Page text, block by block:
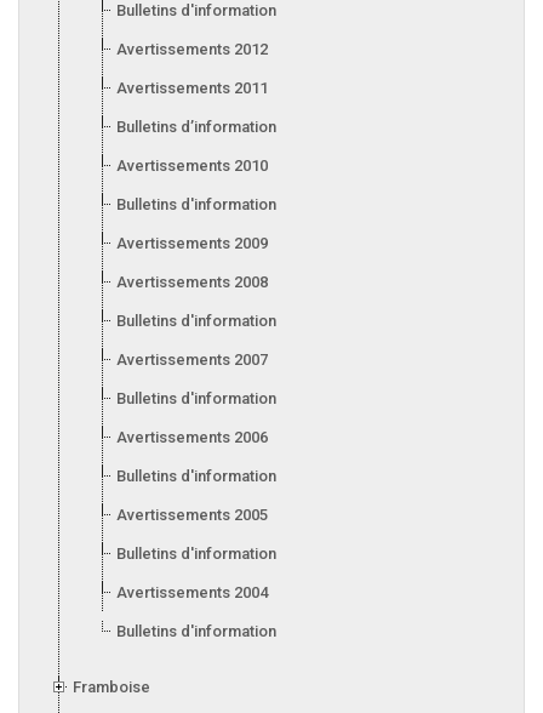
Bulletins d'information 2013
Avertissements 2012
Avertissements 2011
Bulletins d’information 2011
Avertissements 2010
Bulletins d'information 2010
Avertissements 2009
Avertissements 2008
Bulletins d'information 2008
Avertissements 2007
Bulletins d'information 2007
Avertissements 2006
Bulletins d'information 2006
Avertissements 2005
Bulletins d'information 2005
Avertissements 2004
Bulletins d'information 2004
Framboise